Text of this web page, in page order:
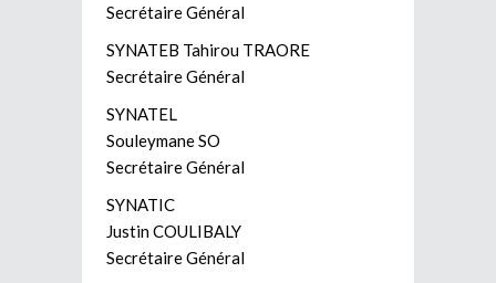
Secrétaire Général
SYNATEB Tahirou TRAORE
Secrétaire Général
SYNATEL
Souleymane SO
Secrétaire Général
SYNATIC
Justin COULIBALY
Secrétaire Général